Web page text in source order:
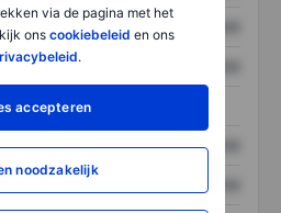
via de pagina met het
ons cookiebeleid en ons
.
accepteren
noodzakelijk
XXXXXXX
XXXXXXX
XXXXXXX XXXXXXX
XXXXXXX